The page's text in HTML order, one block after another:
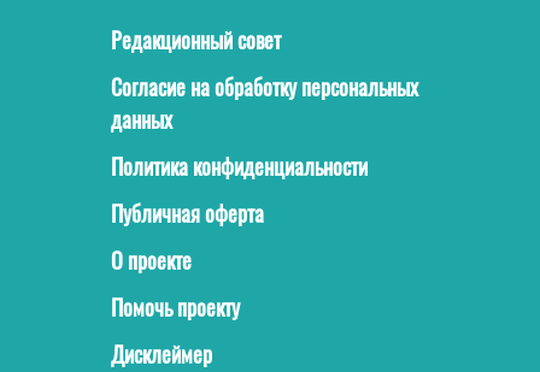
Редакционный совет
Согласие на обработку персональных
данных
Политика конфиденциальности
Публичная оферта
О проекте
Помочь проекту
Дисклеймер